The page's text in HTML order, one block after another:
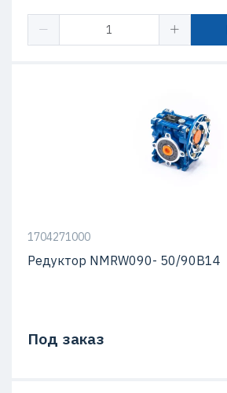
1704271000
Редуктор NMRW090- 50/90B14
Под заказ